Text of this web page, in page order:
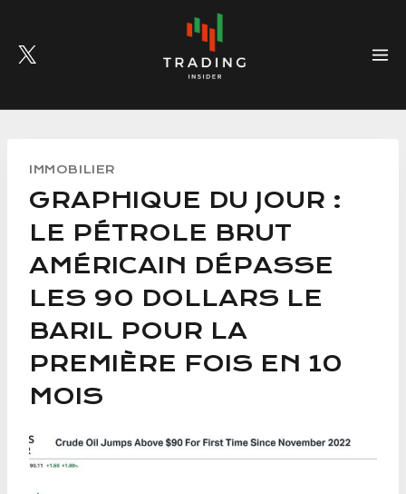
content
IMMOBILIER
GRAPHIQUE DU JOUR :
LE PÉTROLE BRUT
AMÉRICAIN DÉPASSE
LES 90 DOLLARS LE
BARIL POUR LA
PREMIÈRE FOIS EN 10
MOIS